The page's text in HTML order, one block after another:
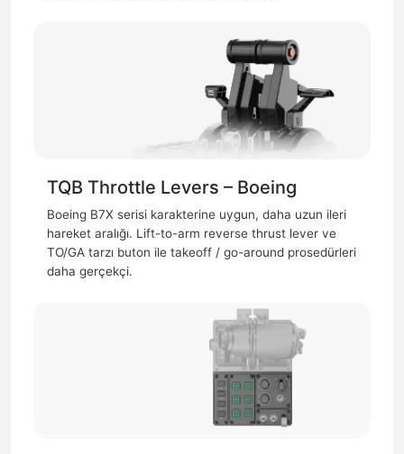
TQB Throttle Levers – Boeing
Boeing B7X serisi karakterine uygun, daha uzun ileri
hareket aralığı. Lift-to-arm reverse thrust lever ve
TO/GA tarzı buton ile takeoff / go-around prosedürleri
daha gerçekçi.